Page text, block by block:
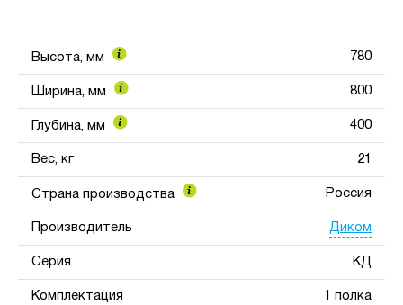
Высота, мм 780
Ширина, мм 800
Глубина, мм 400
Вес, кг 21
Страна производства Россия
Производитель Диком
Серия КД
Комплектация 1 полка